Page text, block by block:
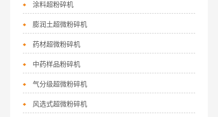
涂料超粉碎机
膨润土超微粉碎机
药材超微粉碎机
中药样品粉碎机
气分级超微粉碎机
风选式超微粉碎机